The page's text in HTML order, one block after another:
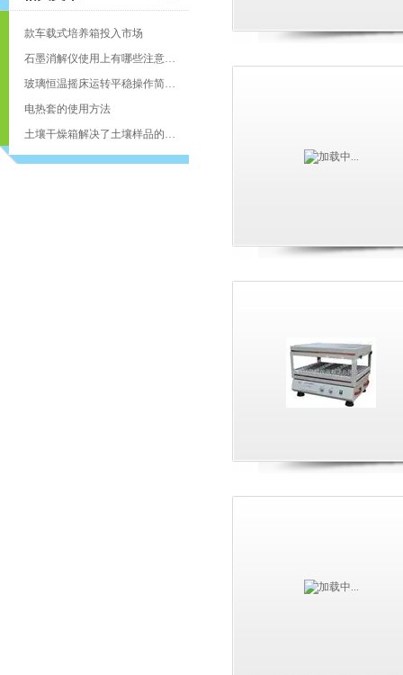
款车载式培养箱投入市场
石墨消解仪使用上有哪些注意事项呢？
玻璃恒温摇床运转平稳操作简便安全
电热套的使用方法
土壤干燥箱解决了土壤样品的制备工作效率低的问题